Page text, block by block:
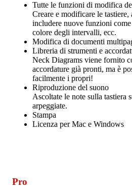
Tutte le funzioni di modifica
Creare e modificare le tastiere,
includere nuove funzioni
colore degli intervalli, ecc.
Modifica di documenti
Libreria di strumenti e
Neck Diagrams viene fornito
accordature già pronti, ma è
facilmente i propri!
Riproduzione del suono
Ascoltate le note sulla tastiera
arpeggiate.
Stampa
Licenza per Mac e Windows
Pro